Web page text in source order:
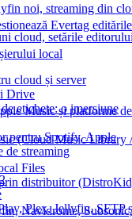
noi, streaming din
cloud, setările
cloud și server
Drive
etichete: o imersiune
pentru Spotify, Apple
de streaming
Plex, Jellyfin, SFTP
Evertag editările
local
Music și platforme de
(Cloud Music Library /
Files
distribuitor
Navidrome, Subsonic,